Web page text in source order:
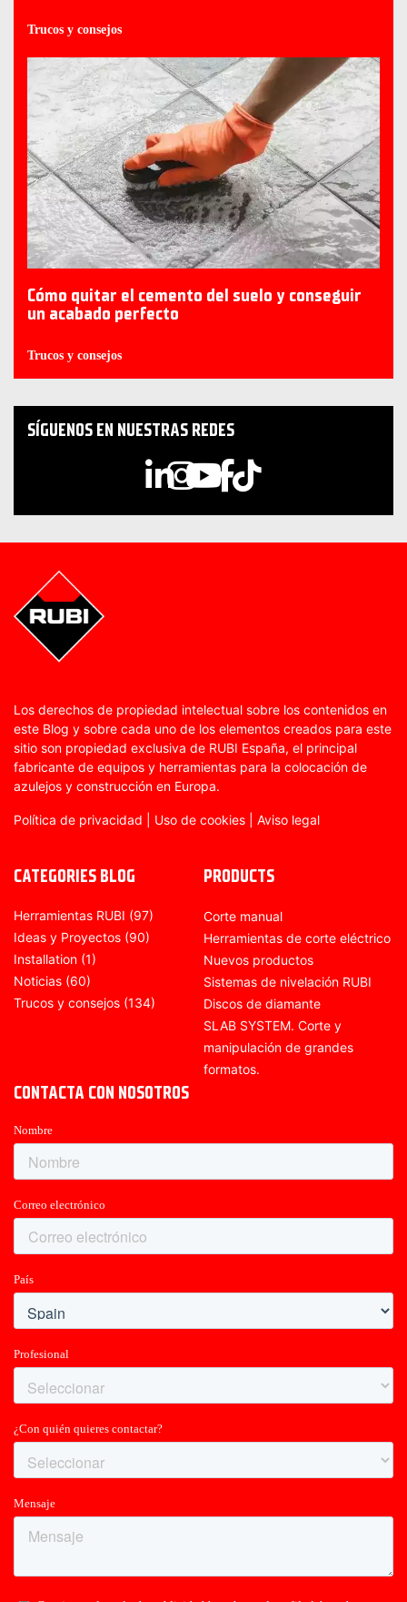
Trucos y consejos
Cómo quitar el cemento del suelo y conseguir
un acabado perfecto
Trucos y consejos
SÍGUENOS EN NUESTRAS REDES
Los derechos de propiedad intelectual sobre los contenidos en
este Blog y sobre cada uno de los elementos creados para este
sitio son propiedad exclusiva de RUBI España, el principal
fabricante de equipos y herramientas para la colocación de
azulejos y construcción en Europa.
Política de privacidad Uso de cookies Aviso legal
CATEGORIES BLOG
Herramientas RUBI (97)
Ideas y Proyectos (90)
Installation (1)
Noticias (60)
Trucos y consejos (134)
PRODUCTS
Corte manual
Herramientas de corte eléctrico
Nuevos productos
Sistemas de nivelación RUBI
Discos de diamante
SLAB SYSTEM. Corte y
manipulación de grandes
formatos.
CONTACTA CON NOSOTROS